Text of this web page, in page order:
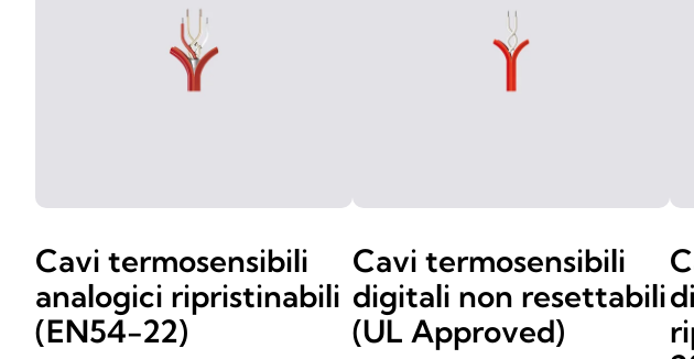
Cavi termosensibili
analogici ripristinabili
(EN54-22)
Cavi termosensibili
digitali non resettabili
(UL Approved)